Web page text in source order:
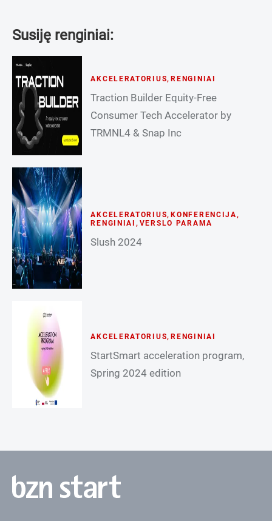
Susiję renginiai:
AKCELERATORIUS, RENGINIAI
Traction Builder Equity-Free
Consumer Tech Accelerator by
TRMNL4 & Snap Inc
AKCELERATORIUS, KONFERENCIJA,
RENGINIAI , VERSLO PARAMA
Slush 2024
AKCELERATORIUS, RENGINIAI
StartSmart acceleration program,
Spring 2024 edition